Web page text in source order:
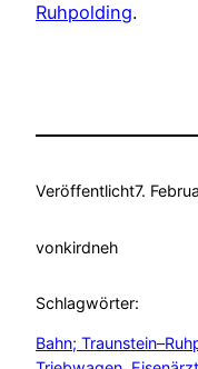
Ruhpolding.
Veröffentlicht7.
vonkirdneh
Schlagwörter:
Bahn;